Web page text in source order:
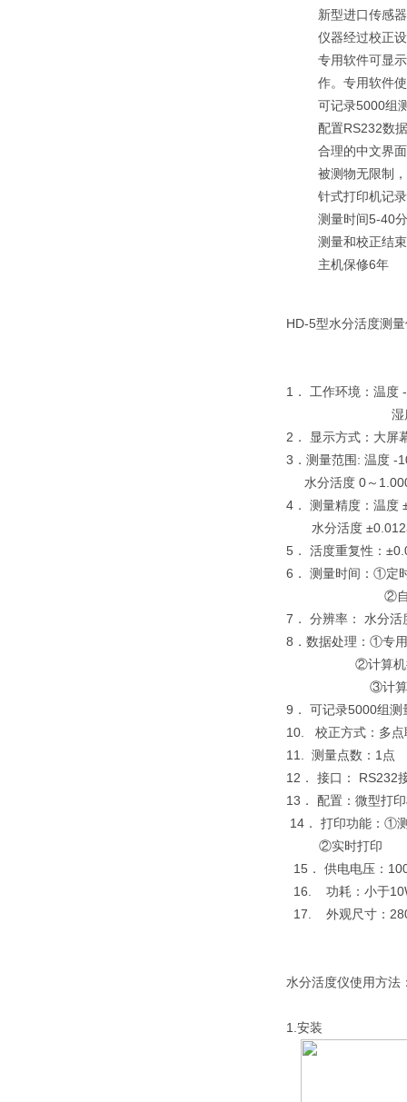
新型进口传感
仪器经过校正
专用软件可显
作。专用软件
可记录5000组
配置RS232数
合理的中文界
被测物无限制
针式打印机记
测量时间5-40
测量和校正结
主机保修6年
HD-5型水分活度测
1． 工作环境：温
湿度 0～
2． 显示方式：大屏
3．测量范围: 温度 -
水分活度 0～
4． 测量精度：温度
水分活度
5． 活度重复性：
6． 测量时间：①定
②自动
7． 分辨率： 水分
8．数据处理：①专
②计算机控制测
③计算机控制测
9． 可记录5000组测
10. 校正方式：多点
11. 测量点数：1点
12． 接口： RS232
13． 配置：微型打
14． 打印功能：①
②实时打印
15． 供电电压：
16. 功耗：小于
17. 外观尺寸：
水分活度仪使用方法
1.安装